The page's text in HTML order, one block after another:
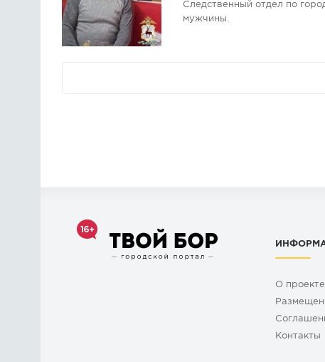
Следственный отдел по
мужчины.
О проекте
Контакты